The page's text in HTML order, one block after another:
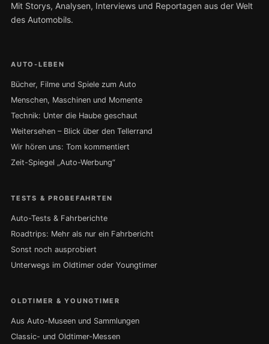
Mit Storys, Analysen, Interviews und Reportagen aus der Welt
des Automobils.
AUTO-LEBEN
Bücher, Filme und Spiele zum Auto
Menschen, Maschinen und Momente
Technik: Unter die Haube geschaut
Weitersehen – Blick über den Tellerrand
Wir hören uns: Tom kommentiert
Zeit-Spiegel „Auto-Werbung“
TESTS & PROBEFAHRTEN
Auto-Tests & Fahrberichte
Roadtrips: Mehr als nur ein Fahrbericht
Sonst noch ausprobiert
Unterwegs im Oldtimer oder Youngtimer
OLDTIMER & YOUNGTIMER
Aus Auto-Museen und Sammlungen
Classic- und Oldtimer-Messen